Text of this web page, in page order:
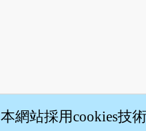
本網站採用cookies技